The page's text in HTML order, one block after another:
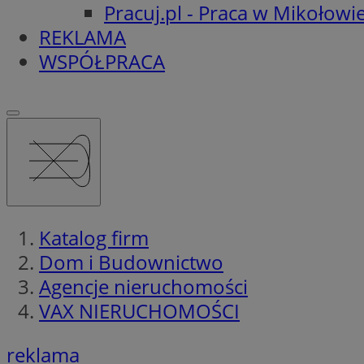
Pracuj.pl - Praca w
REKLAMA
WSPÓŁPRACA
Katalog firm
Dom i Budownictwo
Agencje nieruchomości
VAX NIERUCHOMOŚCI
reklama